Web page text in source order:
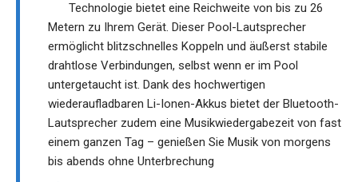
Technologie bietet eine Reichweite von bis zu 26
Metern zu Ihrem Gerät. Dieser Pool-Lautsprecher
ermöglicht blitzschnelles Koppeln und äußerst stabile
drahtlose Verbindungen, selbst wenn er im Pool
untergetaucht ist. Dank des hochwertigen
wiederaufladbaren Li-Ionen-Akkus bietet der Bluetooth-
Lautsprecher zudem eine Musikwiedergabezeit von fast
einem ganzen Tag – genießen Sie Musik von morgens
bis abends ohne Unterbrechung